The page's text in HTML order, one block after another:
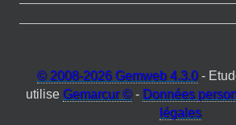
© 2008-2026 Gemweb 4.3.0-
utilise Gemarcur © - Données
légales